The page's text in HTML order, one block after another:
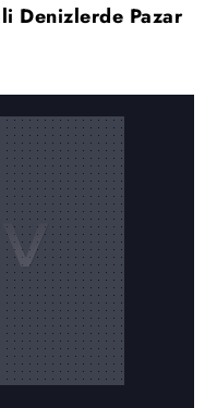
Denizlerde Pazar